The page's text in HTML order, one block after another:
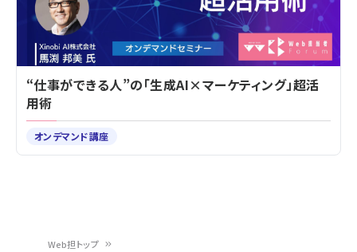
Web担トップ
“仕事ができる人”の「生成AI×マーケティング」超活
用術
オンデマンド講座